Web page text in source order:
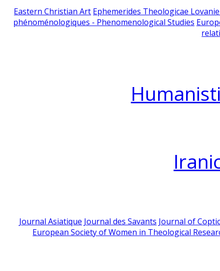
Eastern Christian Art Ephemerides Theologicae
phénoménologiques - Phenomenological Studies
Journal Asiatique Journal des Savants Journal of
European Society of Women in Theological